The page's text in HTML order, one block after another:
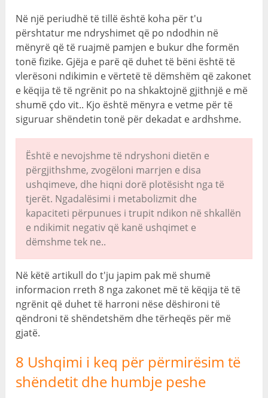
Në një periudhë të tillë është koha për t'u
përshtatur me ndryshimet që po ndodhin në
mënyrë që të ruajmë pamjen e bukur dhe formën
tonë fizike. Gjëja e parë që duhet të bëni është të
vlerësoni ndikimin e vërtetë të dëmshëm që zakonet
e këqija të të ngrënit po na shkaktojnë gjithnjë e më
shumë çdo vit.. Kjo është mënyra e vetme për të
siguruar shëndetin tonë për dekadat e ardhshme.
Është e nevojshme të ndryshoni dietën e
përgjithshme, zvogëloni marrjen e disa
ushqimeve, dhe hiqni dorë plotësisht nga të
tjerët. Ngadalësimi i metabolizmit dhe
kapaciteti përpunues i trupit ndikon në shkallën
e ndikimit negativ që kanë ushqimet e
dëmshme tek ne..
Në këtë artikull do t'ju japim pak më shumë
informacion rreth 8 nga zakonet më të këqija të të
ngrënit që duhet të harroni nëse dëshironi të
qëndroni të shëndetshëm dhe tërheqës për më
gjatë.
8 Ushqimi i keq për përmirësim të
shëndetit dhe humbje peshe